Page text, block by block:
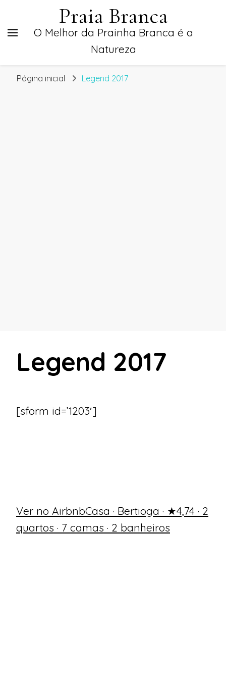
Praia Branca
O Melhor da Prainha Branca é a
Natureza
Página inicial Legend 2017
Legend 2017
[sform id=’1203′]
Ver no AirbnbCasa · Bertioga · ★4,74 · 2
quartos · 7 camas · 2 banheiros